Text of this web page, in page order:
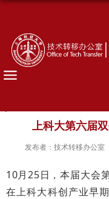
上科大第六届
发布者：技术转移办公室
10月25日，本届大会
在上科大科创产业早